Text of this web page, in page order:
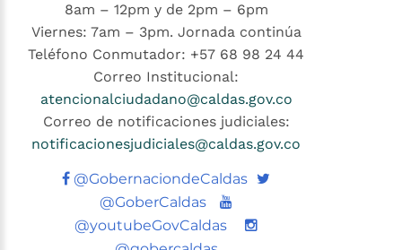
8am – 12pm y de 2pm – 6pm
Viernes: 7am – 3pm. Jornada continúa
Teléfono Conmutador: +57 68 98 24 44
Correo Institucional:
atencionalciudadano@caldas.gov.co
Correo de notificaciones judiciales:
notificacionesjudiciales@caldas.gov.co
@GobernaciondeCaldas Twitter
@GoberCaldas
Youtube
@youtubeGovCaldas